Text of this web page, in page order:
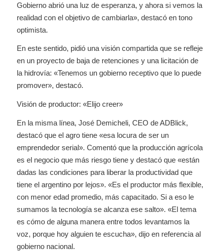
Gobierno abrió una luz de esperanza, y ahora si vemos la
realidad con el objetivo de cambiarla», destacó en tono
optimista.
En este sentido, pidió una visión compartida que se refleje
en un proyecto de baja de retenciones y una licitación de
la hidrovía: «Tenemos un gobierno receptivo que lo puede
promover», destacó.
Visión de productor: «Elijo creer»
En la misma línea, José Demicheli, CEO de ADBlick,
destacó que el agro tiene «esa locura de ser un
emprendedor serial». Comentó que la producción agrícola
es el negocio que más riesgo tiene y destacó que «están
dadas las condiciones para liberar la productividad que
tiene el argentino por lejos». «Es el productor más flexible,
con menor edad promedio, más capacitado. Si a eso le
sumamos la tecnología se alcanza ese salto». «El tema
es cómo de alguna manera entre todos levantamos la
voz, porque hoy alguien te escucha», dijo en referencia al
gobierno nacional.